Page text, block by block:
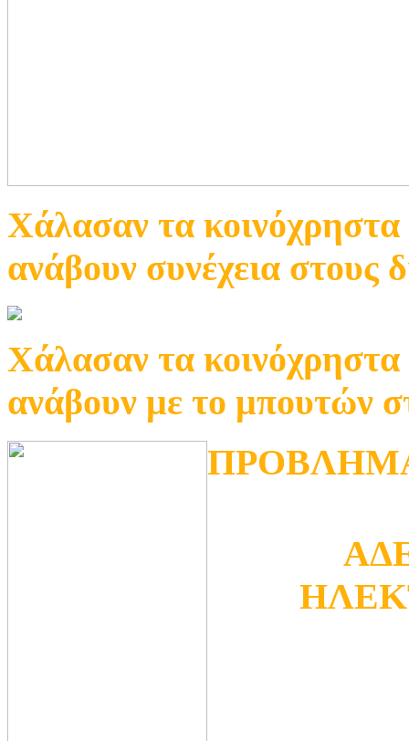
Χάλασαν τα
ανάβουν συνέχεια στους
Χάλασαν τα
ανάβουν με το μπουτών